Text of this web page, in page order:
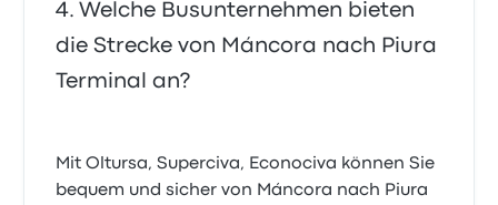
Welche Busunternehmen bieten
die Strecke von Máncora nach Piura
Terminal an?
Mit Oltursa, Superciva, Econociva können Sie
bequem und sicher von Máncora nach Piura